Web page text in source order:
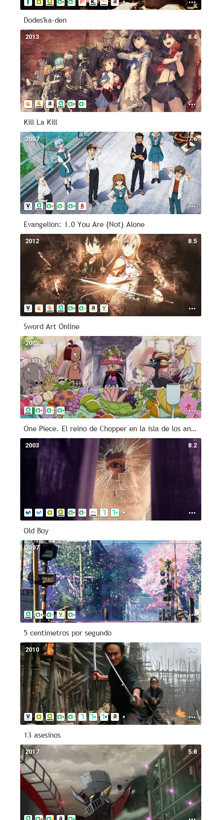
Dodes'ka-den
8.4
2013
Kill La Kill
7.6
2007
Evangelion: 1.0 You Are (Not) Alone
8.5
2012
Sword Art Online
6.5
2002
One Piece. El reino de Chopper en la isla de los animales raros
8.2
2003
Old Boy
7.2
2007
5 centímetros por segundo
7.2
2010
13 asesinos
5.8
2017